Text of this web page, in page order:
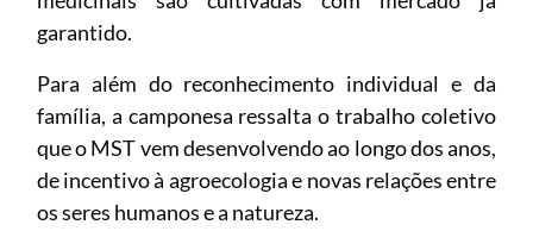
garantido.
Para além do reconhecimento individual e da
família, a camponesa ressalta o trabalho coletivo
que o MST vem desenvolvendo ao longo dos anos,
de incentivo à agroecologia e novas relações entre
os seres humanos e a natureza.